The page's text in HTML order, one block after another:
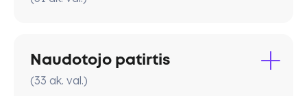
Naudotojo patirtis
(33 ak. val.)